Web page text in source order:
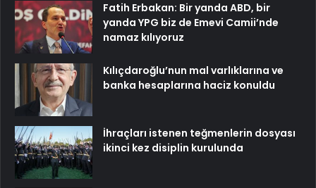
Fatih Erbakan: Bir yanda ABD, bir
yanda YPG biz de Emevi Camii’nde
namaz kılıyoruz
Kılıçdaroğlu’nun mal varlıklarına ve
banka hesaplarına haciz konuldu
İhraçları istenen teğmenlerin dosyası
ikinci kez disiplin kurulunda